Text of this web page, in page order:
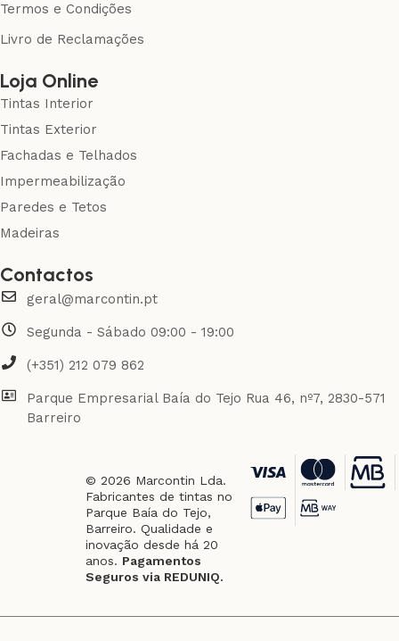
© 2026 Marcontin Lda.
Fabricantes de tintas no
Parque Baía do Tejo,
Barreiro. Qualidade e
inovação desde há 20
anos. Pagamentos
Seguros via REDUNIQ.
Termos e Condições
Livro de Reclamações
Loja Online
Tintas Interior
Tintas Exterior
Fachadas e Telhados
Impermeabilização
Paredes e Tetos
Madeiras
Contactos
geral@marcontin.pt
Segunda - Sábado 09:00 - 19:00
(+351) 212 079 862
Parque Empresarial Baía do Tejo Rua 46, nº7, 2830-571
Barreiro